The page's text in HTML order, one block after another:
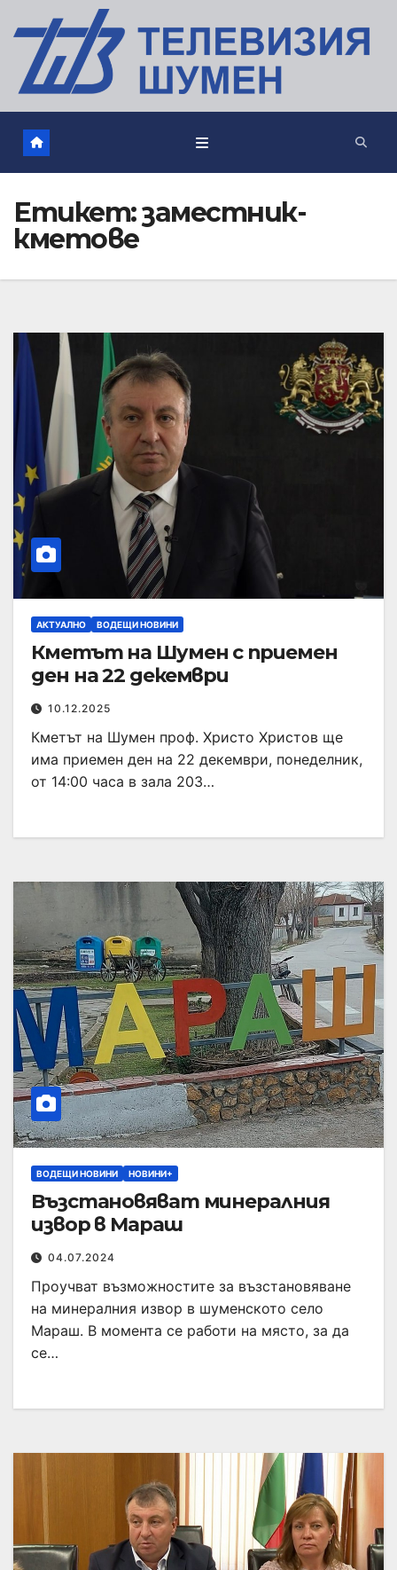
Етикет:заместник-
кметове
АКТУАЛНО ВОДЕЩИ НОВИНИ
Кметът на Шумен с приемен
ден на 22 декември
10.12.2025
Кметът на Шумен проф. Христо Христов ще
има приемен ден на 22 декември, понеделник,
от 14:00 часа в зала 203…
ВОДЕЩИ НОВИНИ НОВИНИ+
Възстановяват минералния
извор в Мараш
04.07.2024
Проучват възможностите за възстановяване
на минералния извор в шуменското село
Мараш. В момента се работи на място, за да
се…